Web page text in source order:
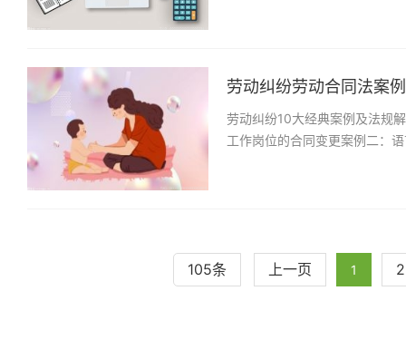
劳动纠纷劳动合同法案
劳动纠纷10大经典案例及法规
工作岗位的合同变更案例二：
105条 上一页 1 2